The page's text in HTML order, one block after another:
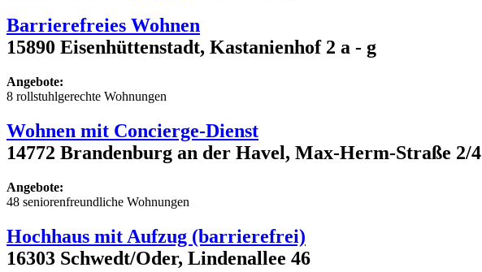
Barrierefreies Wohnen
15890 Eisenhüttenstadt, Kastanienhof 2 a - g
Angebote:
8 rollstuhlgerechte Wohnungen
Wohnen mit Concierge-Dienst
14772 Brandenburg an der Havel, Max-Herm-Straße 2/4
Angebote:
48 seniorenfreundliche Wohnungen
Hochhaus mit Aufzug (barrierefrei)
16303 Schwedt/Oder, Lindenallee 46